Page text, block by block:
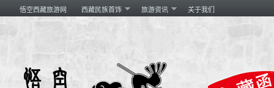
悟空西藏旅游网 西藏民族首饰 旅游资讯 关于我们